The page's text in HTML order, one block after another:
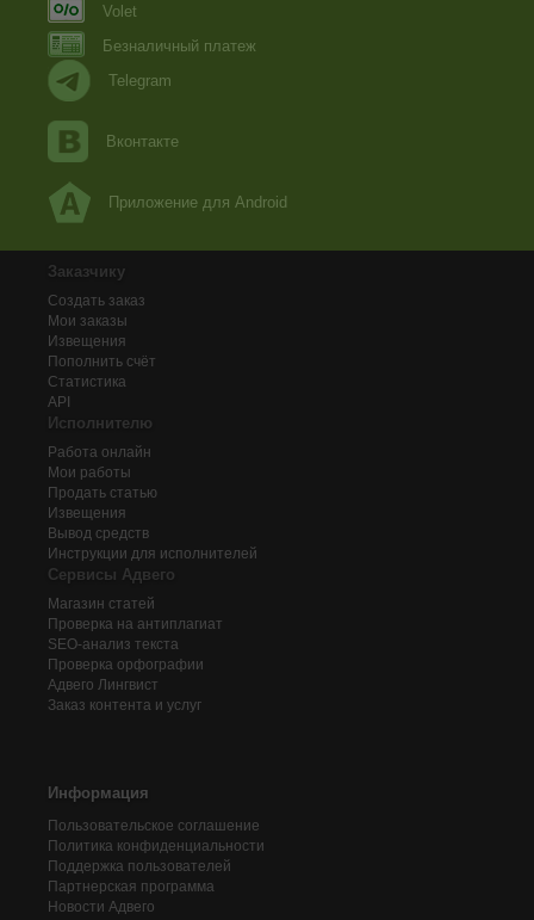
Volet
Безналичный платеж
Telegram
Вконтакте
Приложение для Android
Заказчику
Создать заказ
Мои заказы
Извещения
Пополнить счёт
Статистика
API
Исполнителю
Работа онлайн
Мои работы
Продать статью
Извещения
Вывод средств
Инструкции для исполнителей
Сервисы Адвего
Магазин статей
Проверка на антиплагиат
SEO-анализ текста
Проверка орфографии
Адвего Лингвист
Заказ контента и услуг
Информация
Пользовательское соглашение
Политика конфиденциальности
Поддержка пользователей
Партнерская программа
Новости Адвего